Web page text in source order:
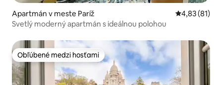
Apartmán v meste Paríž Priemerné
4,83 (81)
Svetlý moderný apartmán s ideálnou polohou
Obľúbené medzi hosťami
Obľúbené medzi hosťami